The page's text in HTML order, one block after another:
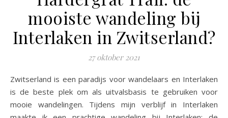
mooiste wandeling bij
Interlaken in Zwitserland?
27 oktober 2021
Zwitserland is een paradijs voor wandelaars en Interlaken
is de beste plek om als uitvalsbasis te gebruiken voor
mooie wandelingen. Tijdens mijn verblijf in Interlaken